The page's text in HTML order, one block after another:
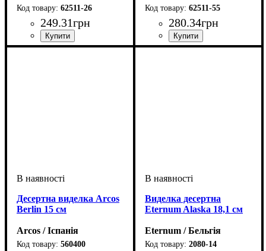
62511-26
249.31грн
62511-55
280.34грн
Десертна виделка Arcos
Berlin 15 см
Arcos / Іспанія
560400
Виделка десертна
Eternum Alaska 18,1 см
Eternum / Бельгія
2080-14